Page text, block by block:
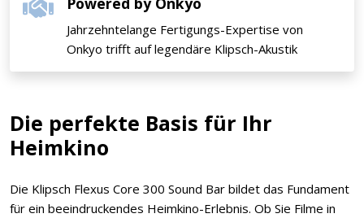
Jahrzehntelange Fertigungs-Expertise von
Onkyo trifft auf legendäre Klipsch-Akustik
Die perfekte Basis für Ihr
Heimkino
Die Klipsch Flexus Core 300 Sound Bar bildet das Fundament
für ein beeindruckendes Heimkino-Erlebnis. Ob Sie Filme in